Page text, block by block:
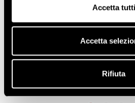
Accetta tutti
Accetta
Rifiuta
FILTRO P3 RD MEDOP